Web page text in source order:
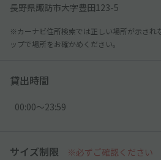
長野県諏訪市大字豊田123-5
※カーナビ住所検索では正しい場所が示され
ップで場所をお確かめください。
貸出時間
00:00〜23:59
サイズ制限 ※必ずご確認ください